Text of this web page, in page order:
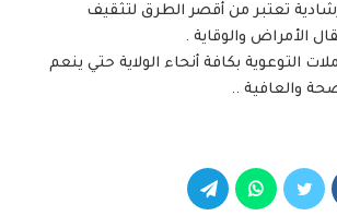
تعتبر من أقصر الطرق لتثقيف
الأمراض والوقاية .
التوعوية بكافة أنحاء الولاية حتي ينعم
والعافية ..